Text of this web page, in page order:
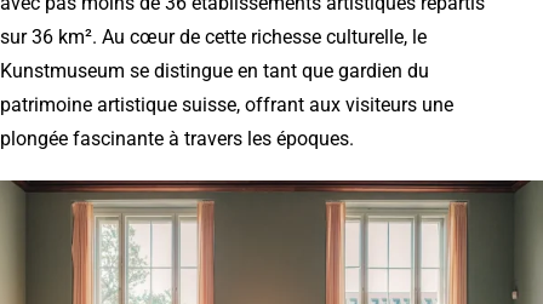
sur 36 km². Au cœur de cette richesse culturelle, le
Kunstmuseum se distingue en tant que gardien du
patrimoine artistique suisse, offrant aux visiteurs une
plongée fascinante à travers les époques.